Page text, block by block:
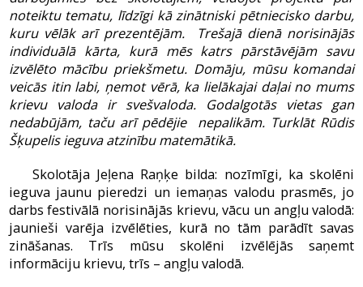
noteiktu tematu, līdzīgi kā zinātniski pētniecisko darbu,
kuru vēlāk arī prezentējām. Trešajā dienā norisinājās
individuālā kārta, kurā mēs katrs pārstāvējām savu
izvēlēto mācību priekšmetu. Domāju, mūsu komandai
veicās itin labi, ņemot vērā, ka lielākajai daļai no mums
krievu valoda ir svešvaloda. Godalgotās vietas gan
nedabūjām, taču arī pēdējie nepalikām. Turklāt Rūdis
Šķupelis ieguva atzinību matemātikā.
Skolotāja Jeļena Raņķe bilda: nozīmīgi, ka skolēni
ieguva jaunu pieredzi un iemaņas valodu prasmēs, jo
darbs festivālā norisinājās krievu, vācu un angļu valodā:
jaunieši varēja izvēlēties, kurā no tām parādīt savas
zināšanas. Trīs mūsu skolēni izvēlējās saņemt
informāciju krievu, trīs – angļu valodā.